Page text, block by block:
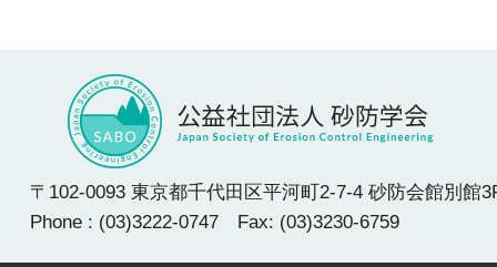
〒102-0093 東京都千代田区平河町2-7-4 砂防会館別館
Phone : (03)3222-0747 Fax: (03)3230-6759